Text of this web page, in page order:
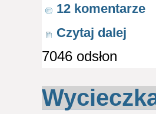
12 komentarze
Czytaj dalej
7046 odsłon